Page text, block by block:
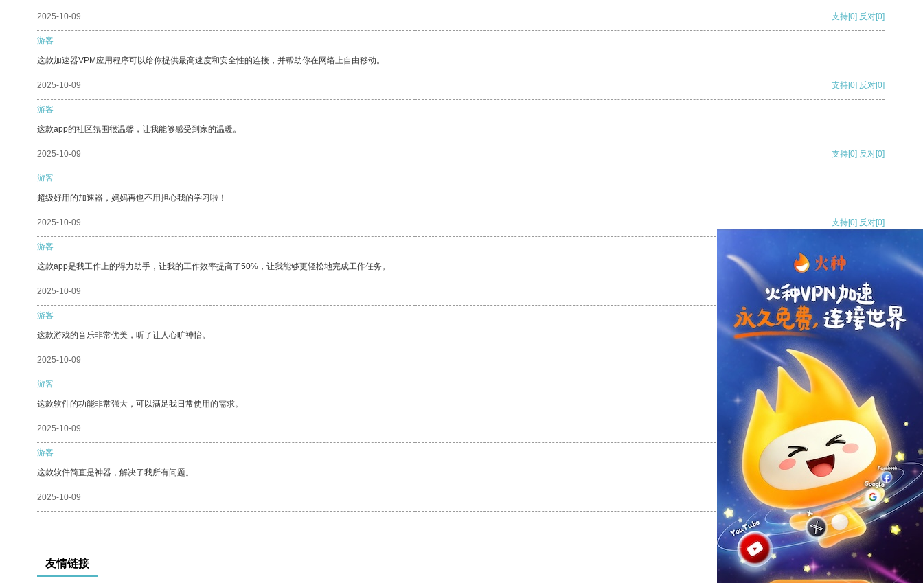
2025-10-09 支持[0] 反对[0]
游客
这款加速器VPM应用程序可以给你提供最高速度和安全性的连接，并帮助你在网络上自由移动。
2025-10-09 支持[0] 反对[0]
游客
这款app的社区氛围很温馨，让我能够感受到家的温暖。
2025-10-09 支持[0] 反对[0]
游客
超级好用的加速器，妈妈再也不用担心我的学习啦！
2025-10-09 支持[0] 反对[0]
游客
这款app是我工作上的得力助手，让我的工作效率提高了50%，让我能够更轻松地完成工作任务。
2025-10-09 支持[0] 反对
游客
这款游戏的音乐非常优美，听了让人心旷神怡。
2025-10-09 支持
游客
这款软件的功能非常强大，可以满足我日常使用的需求。
2025-10-09 反对 [0]
游客
这款软件简直是神器，解决了我所有问题。
2025-10-09 支持[0] 反对[0]
友情链接